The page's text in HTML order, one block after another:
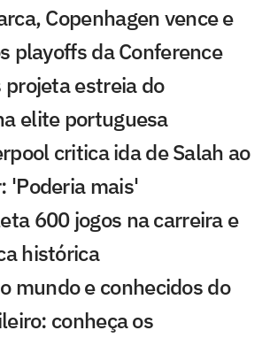
Copenhagen vence e
playoffs da Conference
projeta estreia do
elite portuguesa
critica ida de Salah ao
'Poderia mais'
600 jogos na carreira e
histórica
mundo e conhecidos do
conheça os